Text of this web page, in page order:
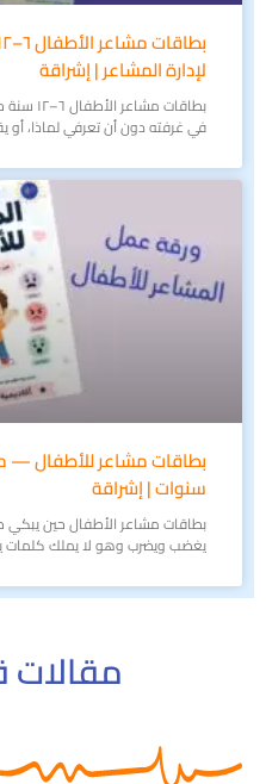
لإدارة المشاعر | إشراقة
بطاقات
في غرفته دون أن تعرفي لماذا، أو
سنوات | إشراقة
بطاقات مشاعر الأطفال حين يبكي
يغضب ويضرب وهو لا يملك كلمات